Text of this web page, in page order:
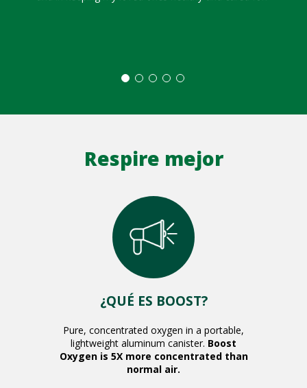
Respire mejor
¿QUÉ ES BOOST?
Pure, concentrated oxygen in a portable,
lightweight aluminum canister. Boost
Oxygen is 5X more concentrated than
normal air.